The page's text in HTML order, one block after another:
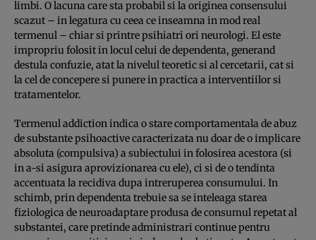
limbi. O lacuna care sta probabil si la originea consensului
scazut – in legatura cu ceea ce inseamna in mod real
termenul – chiar si printre psihiatri ori neurologi. El este
impropriu folosit in locul celui de dependenta, generand
destula confuzie, atat la nivelul teoretic si al cercetarii, cat si
la cel de concepere si punere in practica a interventiilor si
tratamentelor.
Termenul addiction indica o stare comportamentala de abuz
de substante psihoactive caracterizata nu doar de o implicare
absoluta (compulsiva) a subiectului in folosirea acestora (si
in a-si asigura aprovizionarea cu ele), ci si de o tendinta
accentuata la recidiva dupa intreruperea consumului. In
schimb, prin dependenta trebuie sa se inteleaga starea
fiziologica de neuroadaptare produsa de consumul repetat al
substantei, care pretinde administrari continue pentru